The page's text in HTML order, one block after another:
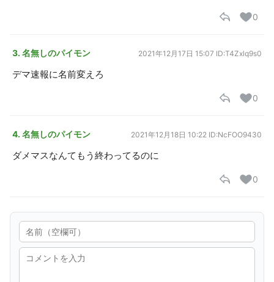
0
3. 名無しのパイモン 2021年12月17日 15:07 ID:T4Zxlq9s0
デマ速報に名前変えろ
0
4. 名無しのパイモン 2021年12月18日 10:22 ID:NcFOO9430
ダメマスなんてもう終わってるのに
0